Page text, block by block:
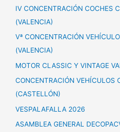
IV CONCENTRACIÓN COCHES
(VALENCIA)
Vª CONCENTRACIÓN
(VALENCIA)
MOTOR CLASSIC Y VINTAGE
CONCENTRACIÓN VEHÍCULOS
(CASTELLÓN)
VESPALAFALLA 2026
ASAMBLEA GENERAL